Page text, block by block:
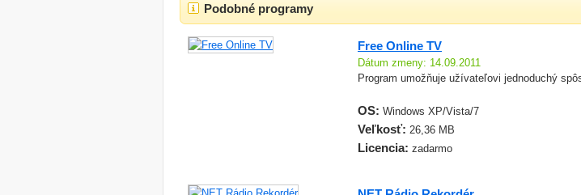
Podobné programy
Free Online TV
Dátum zmeny: 14.09.2011
Program umožňuje užívateľovi jednoduchý
OS: Windows XP/Vista/7
Veľkosť: 26,36 MB
Licencia: zadarmo